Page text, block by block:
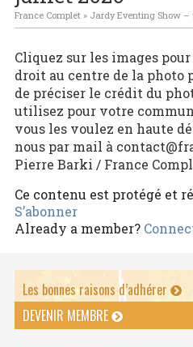
France Complet» Jardy Eventing Show –
Cliquez sur les images
droit au centre de la photo
de préciser le crédit du
utilisez pour votre
vous les voulez en haute
nous par mail à
Pierre Barki / France
Ce contenu est protégé et
S’abonner
Already a member?
Les bonnes raisons d’adhérer
DEVENIR MEMBRE